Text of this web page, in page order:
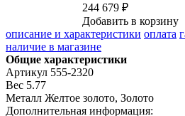
244 679 ₽
Добавить в корзину
описание и характеристики оплата
наличие в магазине
Общие характеристики
Артикул 555-2320
Вес 5.77
Металл Желтое золото, Золото
Дополнительная информация: